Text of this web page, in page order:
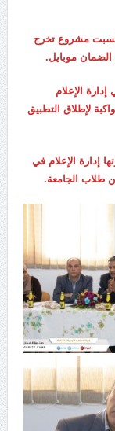
مشروع تخرج
الضمان موبايل.
الإعلام
لإطلاق التطبيق
إدارة الإعلام في
طلاب الجامعة.